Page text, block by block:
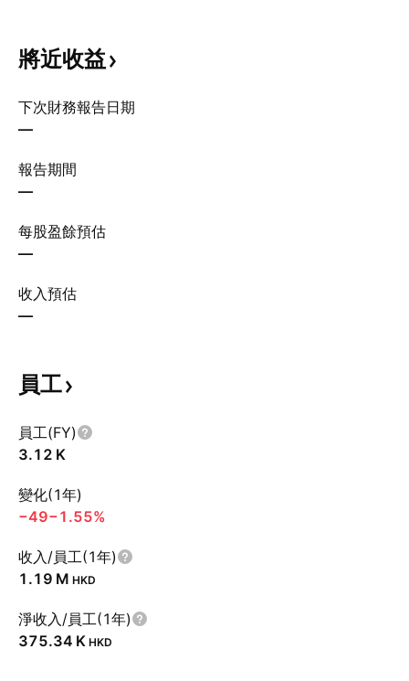
將近收益
下次財務報告日期
—
報告期間
—
每股盈餘預估
—
收入預估
—
員工
員工(FY)
‪3.12 K‬
變化(1年)
−49−1.55%
收入/員工(1年)
‪1.19 M‬ HKD
淨收入/員工(1年)
‪375.34 K‬ HKD